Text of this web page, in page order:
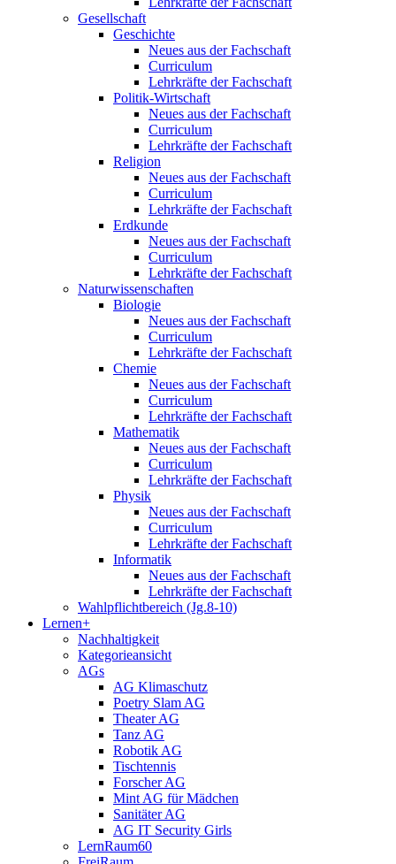
Gesellschaft
Geschichte
Neues aus der Fachschaft
Curriculum
Lehrkräfte der Fachschaft
Politik-Wirtschaft
Neues aus der Fachschaft
Curriculum
Lehrkräfte der Fachschaft
Religion
Neues aus der Fachschaft
Curriculum
Lehrkräfte der Fachschaft
Erdkunde
Neues aus der Fachschaft
Curriculum
Lehrkräfte der Fachschaft
Naturwissenschaften
Biologie
Neues aus der Fachschaft
Curriculum
Lehrkräfte der Fachschaft
Chemie
Neues aus der Fachschaft
Curriculum
Lehrkräfte der Fachschaft
Mathematik
Neues aus der Fachschaft
Curriculum
Lehrkräfte der Fachschaft
Physik
Neues aus der Fachschaft
Curriculum
Lehrkräfte der Fachschaft
Informatik
Neues aus der Fachschaft
Lehrkräfte der Fachschaft
Wahlpflichtbereich (Jg.8-10)
Lernen+
Nachhaltigkeit
Kategorieansicht
AGs
AG Klimaschutz
Poetry Slam AG
Theater AG
Tanz AG
Robotik AG
Tischtennis
Forscher AG
Mint AG für Mädchen
Sanitäter AG
AG IT Security Girls
LernRaum60